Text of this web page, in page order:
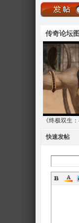
传奇论坛
快速发帖